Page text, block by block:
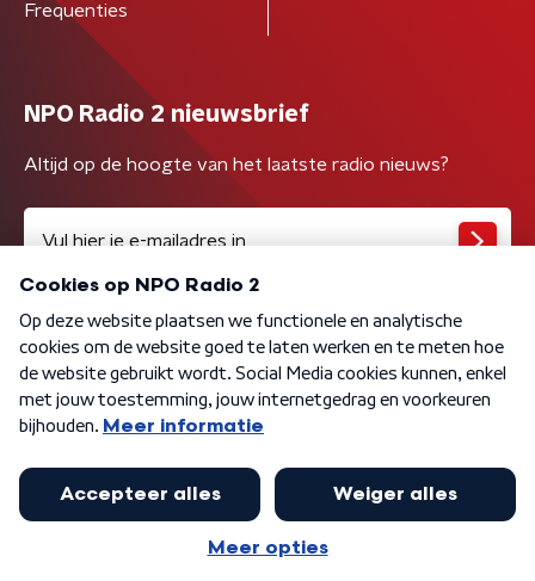
Frequenties
NPO Radio 2 nieuwsbrief
Altijd op de hoogte van het laatste radio nieuws?
Algemene voorwaarden